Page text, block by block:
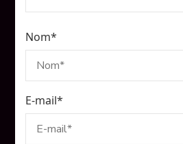
Nom*
E-mail*